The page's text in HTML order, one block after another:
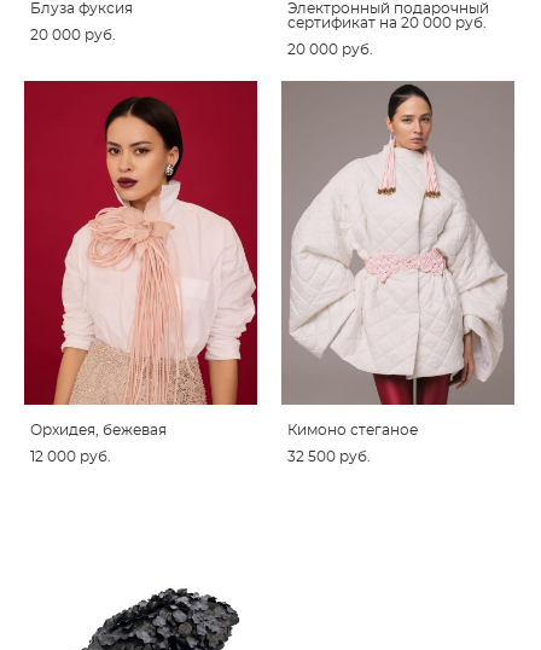
Блуза фуксия
20 000 pуб.
Электронный подарочный
сертификат на 20 000 руб.
20 000 pуб.
Орхидея, бежевая
12 000 pуб.
Кимоно стеганое
32 500 pуб.